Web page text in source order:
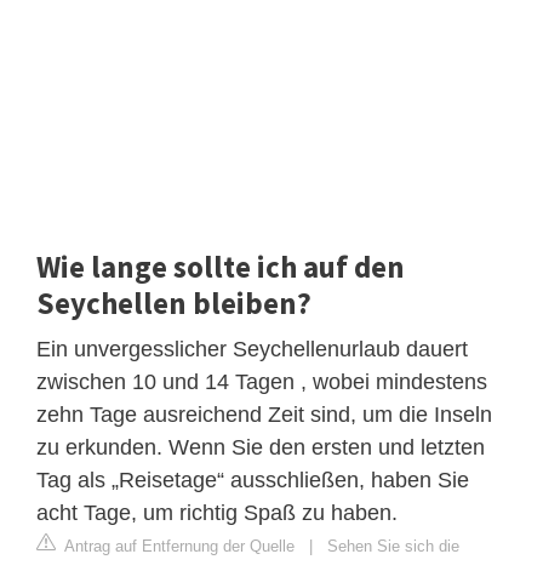
Wie lange sollte ich auf den
Seychellen bleiben?
Ein unvergesslicher Seychellenurlaub dauert
zwischen 10 und 14 Tagen , wobei mindestens
zehn Tage ausreichend Zeit sind, um die Inseln
zu erkunden. Wenn Sie den ersten und letzten
Tag als „Reisetage“ ausschließen, haben Sie
acht Tage, um richtig Spaß zu haben.
Antrag auf Entfernung der Quelle
Sehen Sie sich die